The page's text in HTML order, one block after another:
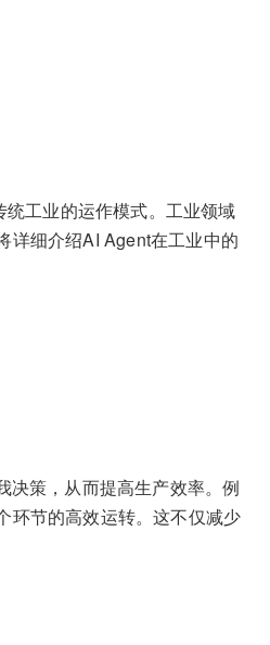
工业的运作模式。工业领域
详细介绍AI Agent在工业中的
决策，从而提高生产效率。例
环节的高效运转。这不仅减少